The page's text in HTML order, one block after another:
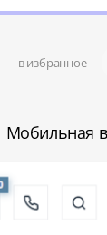
в избранное -
Мобильная